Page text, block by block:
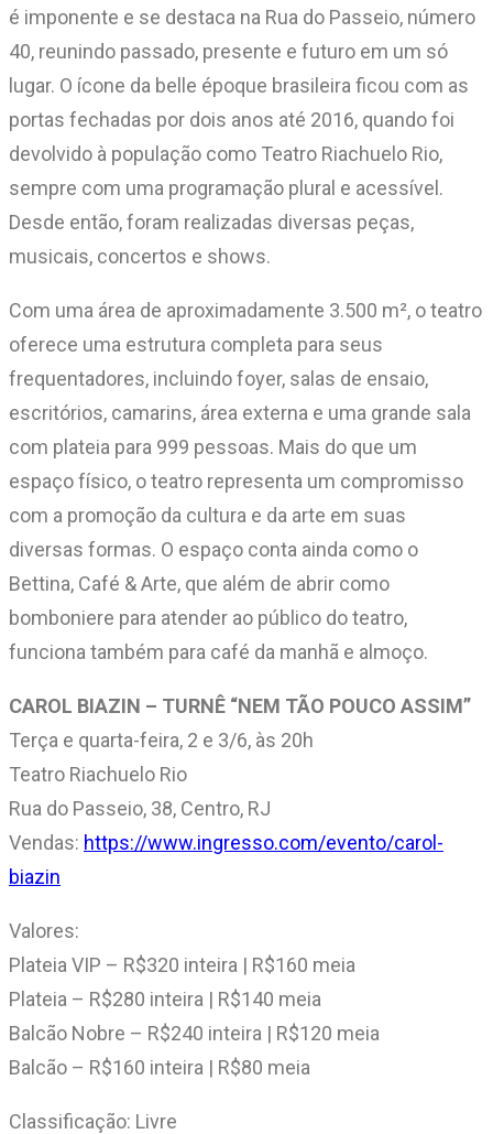
é imponente e se destaca na Rua do Passeio, número
40, reunindo passado, presente e futuro em um só
lugar. O ícone da belle époque brasileira ficou com as
portas fechadas por dois anos até 2016, quando foi
devolvido à população como Teatro Riachuelo Rio,
sempre com uma programação plural e acessível.
Desde então, foram realizadas diversas peças,
musicais, concertos e shows.
Com uma área de aproximadamente 3.500 m², o teatro
oferece uma estrutura completa para seus
frequentadores, incluindo foyer, salas de ensaio,
escritórios, camarins, área externa e uma grande sala
com plateia para 999 pessoas. Mais do que um
espaço físico, o teatro representa um compromisso
com a promoção da cultura e da arte em suas
diversas formas. O espaço conta ainda como o
Bettina, Café & Arte, que além de abrir como
bomboniere para atender ao público do teatro,
funciona também para café da manhã e almoço.
CAROL BIAZIN – TURNÊ “NEM TÃO POUCO ASSIM”
Terça e quarta-feira, 2 e 3/6, às 20h
Teatro Riachuelo Rio
Rua do Passeio, 38, Centro, RJ
Vendas: https://www.ingresso.com/evento/carol-
biazin
Valores:
Plateia VIP – R$320 inteira | R$160 meia
Plateia – R$280 inteira | R$140 meia
Balcão Nobre – R$240 inteira | R$120 meia
Balcão – R$160 inteira | R$80 meia
Classificação: Livre